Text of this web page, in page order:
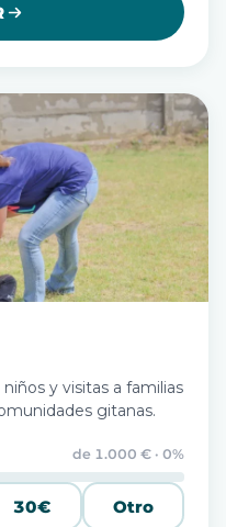
y visitas a familias
gitanas.
de 1.000 € · 0%
30€ Otro